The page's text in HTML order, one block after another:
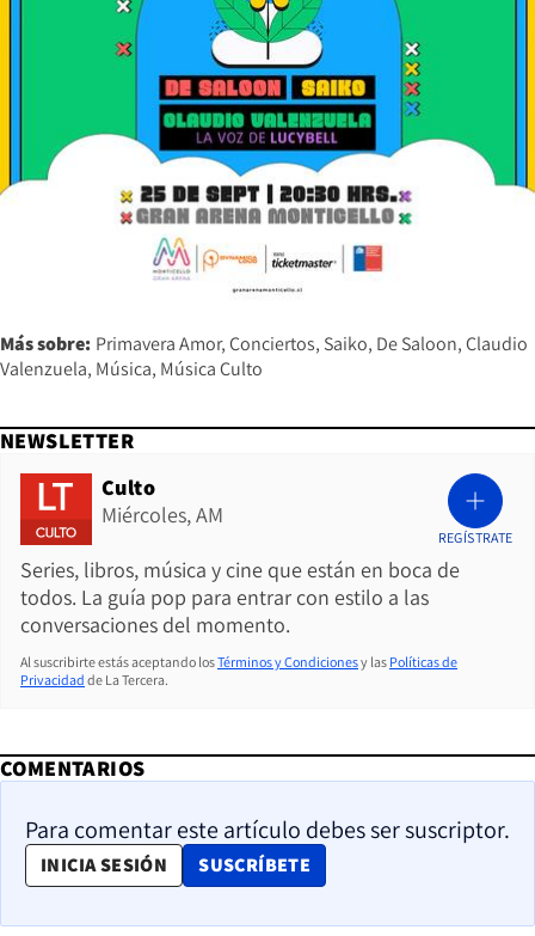
Más sobre: Primavera Amor Conciertos Saiko De Saloon Claudio
Valenzuela Música Música Culto
NEWSLETTER
Culto
Miércoles, AM
Series, libros, música y cine que están en boca de
todos. La guía pop para entrar con estilo a las
conversaciones del momento.
REGÍSTRATE
Al suscribirte estás aceptando losTérminos y Condicionesy las Políticas de
Privacidad de La Tercera.
COMENTARIOS
Para comentar este artículo debes ser suscriptor.
INICIA SESIÓN SUSCRÍBETE
OPENS IN NEW WINDOW